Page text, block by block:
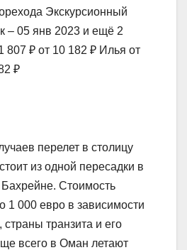
Экскурсионный
– 05 янв 2023 и ещё 2
807 ₽ от 10 182 ₽ Илья от
₽
перелет в столицу
из одной пересадки в
Стоимость
1 000 евро в зависимости
транзита и его
всего в Оман летают